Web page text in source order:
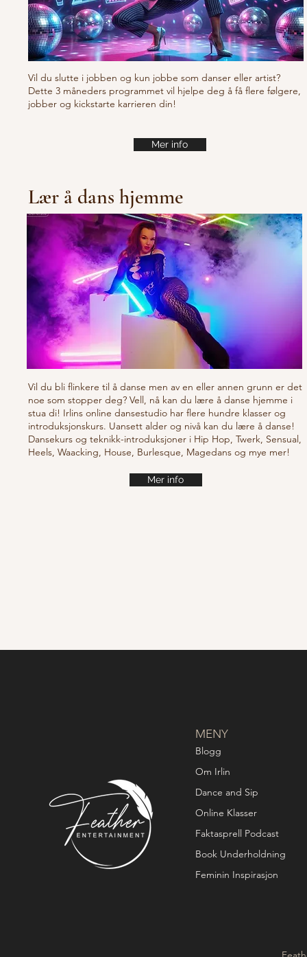
Vil du slutte i jobben og kun jobbe som danser eller artist?
Dette 3 måneders programmet vil hjelpe deg å få flere følgere,
jobber og kickstarte karrieren din!
Mer info
Lær å dans hjemme
Vil du bli flinkere til å danse men av en eller annen grunn er det
noe som stopper deg? Vell, nå kan du lære å danse hjemme i
stua di! Irlins online dansestudio har flere hundre klasser og
introduksjonskurs. Uansett alder og nivå kan du lære å danse!
Dansekurs og teknikk-introduksjoner i Hip Hop, Twerk, Sensual,
Heels, Waacking, House, Burlesque, Magedans og mye mer!
Mer info
MENY
Blogg
Om Irlin
Dance and Sip
Online Klasser
Faktasprell Podcast
Book Underholdning
Feminin Inspirasjon